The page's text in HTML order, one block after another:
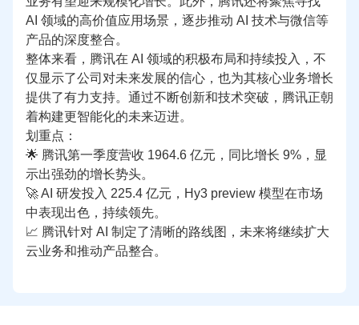
AI 领域的高价值应用场景，逐步推动 AI 技术与微信等
产品的深度整合。
整体来看，腾讯在 AI 领域的积极布局和持续投入，不
仅显示了公司对未来发展的信心，也为其核心业务增长
提供了有力支持。通过不断创新和技术突破，腾讯正朝
着构建更智能化的未来迈进。
划重点：
🌟 腾讯第一季度营收 1964.6 亿元，同比增长 9%，显
示出强劲的增长势头。
🚀 AI 研发投入 225.4 亿元，Hy3 preview 模型在市场
中表现出色，持续领先。
📈 腾讯针对 AI 制定了清晰的路线图，未来将继续扩大
云业务和推动产品整合。